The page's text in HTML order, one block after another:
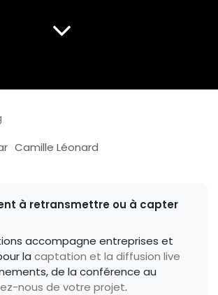
Camille Léonard
à retransmettre ou à capter
accompagne entreprises et
la captation et la diffusion live
de la conférence au
nous de votre projet.